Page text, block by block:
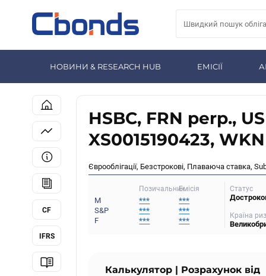
НОВИНИ & RESEARCH HUB ЕМІСІЇ
CF
IFRS
HSBC, FRN perp.,
XS0015190423,
Єврооблігації, Безстрокові, Плаваюча ставка,
Емісія
Позичальник
M ***
***
S&P
***
***
F
***
***
Статус
Країна
Калькулятор | Розрахунок від